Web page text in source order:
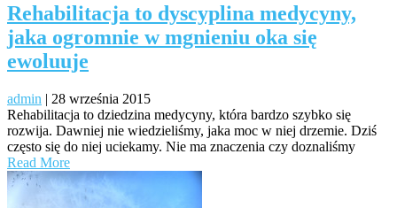
Rehabilitacja to dyscyplina medycyny,
jaka ogromnie w mgnieniu oka się
ewoluuje
admin | 28 września 2015
Rehabilitacja to dziedzina medycyny, która bardzo szybko się
rozwija. Dawniej nie wiedzieliśmy, jaka moc w niej drzemie. Dziś
często się do niej uciekamy. Nie ma znaczenia czy doznaliśmy
Read More